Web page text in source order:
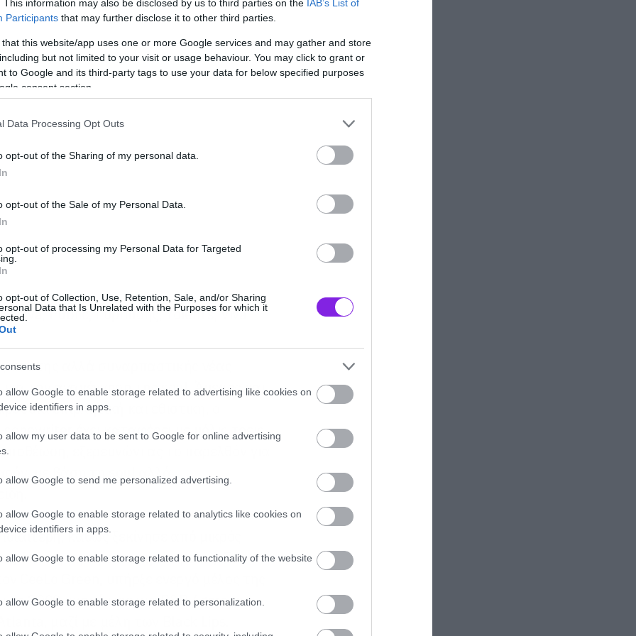
This information may also be disclosed by us to third parties on the IAB’s List of
Participants that may further disclose it to other third parties.
that this website/app uses one or more Google services and may gather and store
but not limited to your visit or usage behaviour. You may click to grant or
to Google and its third-party tags to use your data for below specified purposes
consent section.
Data Processing Opt Outs
opt-out of the Sharing of my personal data.
opt-out of the Sale of my Personal Data.
opt-out of processing my Personal Data for Targeted
opt-out of Collection, Use, Retention, Sale, and/or Sharing
Data that Is Unrelated with the Purposes for which it
allow Google to enable storage related to advertising like cookies on
identifiers in apps.
allow my user data to be sent to Google for online advertising
allow Google to send me personalized advertising.
allow Google to enable storage related to analytics like cookies on
identifiers in apps.
allow Google to enable storage related to functionality of the website
allow Google to enable storage related to personalization.
Public, Ευριπίδης, Yoleni’s, Viva
άτυπης αλλά συναρπαστικής νέας
την αναγέννηση της soul. Άμεσος και
επιβλητική και εθιστική, ο
έχει καταφέρει με μόλις τρεις
εξερευνώντας το παρελθόν για
με βάση τη soul αλλά
καθώς ξεκίνησε από μικρός
όπου η μητέρα του ήταν μέλος. Στα
CeeLo Green, υπήρξε ενεργό μέλος της
2009 σχημάτισε μια R&B / garage-
μαζί με μέλη των Black Lips.